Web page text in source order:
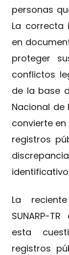
personas
La correcta
en
proteger
conflictos
de la base
Nacional de
convierte
registros
La
SUNARP-
esta
registros